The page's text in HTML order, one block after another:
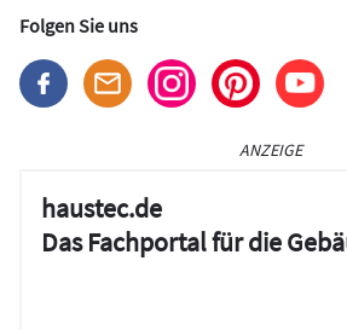
Folgen Sie uns
ANZEIGE
haustec.de
Das Fachportal für die